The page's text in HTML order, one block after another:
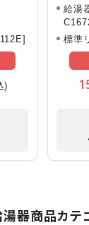
)
給湯
標準
器商品カテ